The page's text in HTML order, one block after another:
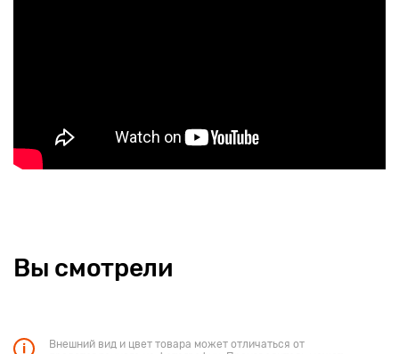
Вы смотрели
Внешний вид и цвет товара может отличаться от